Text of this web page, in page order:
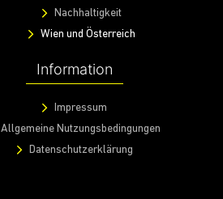
Nachhaltigkeit
Wien und Österreich
Information
Impressum
Allgemeine Nutzungsbedingungen
Datenschutzerklärung